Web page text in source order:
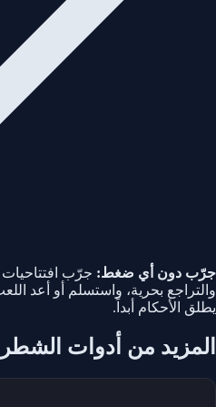
جرّب دون أي ضغط: جرّب افتتاحيات
والتراجع بحرية، واستسلم أو أعد
يطلق الأحكام أبداً.
المزيد من أدوات